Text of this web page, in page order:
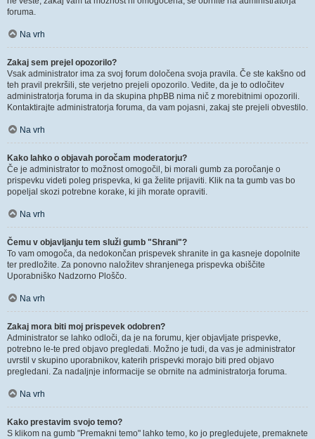
foruma.
Na vrh
Zakaj sem prejel opozorilo?
Vsak administrator ima za svoj forum določena svoja pravila. Če ste kakšno od
teh pravil prekršili, ste verjetno prejeli opozorilo. Vedite, da je to odločitev
administratorja foruma in da skupina phpBB nima nič z morebitnimi opozorili.
Kontaktirajte administratorja foruma, da vam pojasni, zakaj ste prejeli obvestilo.
Na vrh
Kako lahko o objavah poročam moderatorju?
Če je administrator to možnost omogočil, bi morali gumb za poročanje o
prispevku videti poleg prispevka, ki ga želite prijaviti. Klik na ta gumb vas bo
popeljal skozi potrebne korake, ki jih morate opraviti.
Na vrh
Čemu v objavljanju tem služi gumb "Shrani"?
To vam omogoča, da nedokončan prispevek shranite in ga kasneje dopolnite
ter predložite. Za ponovno naložitev shranjenega prispevka obiščite
Uporabniško Nadzorno Ploščo.
Na vrh
Zakaj mora biti moj prispevek odobren?
Administrator se lahko odloči, da je na forumu, kjer objavljate prispevke,
potrebno le-te pred objavo pregledati. Možno je tudi, da vas je administrator
uvrstil v skupino uporabnikov, katerih prispevki morajo biti pred objavo
pregledani. Za nadaljnje informacije se obrnite na administratorja foruma.
Na vrh
Kako prestavim svojo temo?
S klikom na gumb "Premakni temo" lahko temo, ko jo pregledujete, premaknete